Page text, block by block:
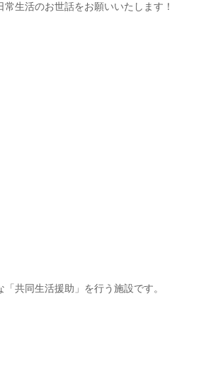
生活のお世話をお願いいたします！
共同生活援助」を行う施設です。